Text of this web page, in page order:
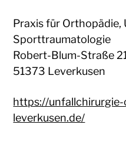
Praxis für Orthopädie,
Sporttraumatologie
Robert-Blum-Straße
51373 Leverkusen
https://
leverkusen.de/